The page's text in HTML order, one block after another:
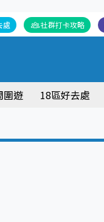
社群打卡攻略
處
圍遊 18區好去處